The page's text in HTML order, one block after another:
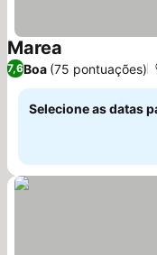
Marea
7,6Boa (75 pontuações)
Selecione as datas